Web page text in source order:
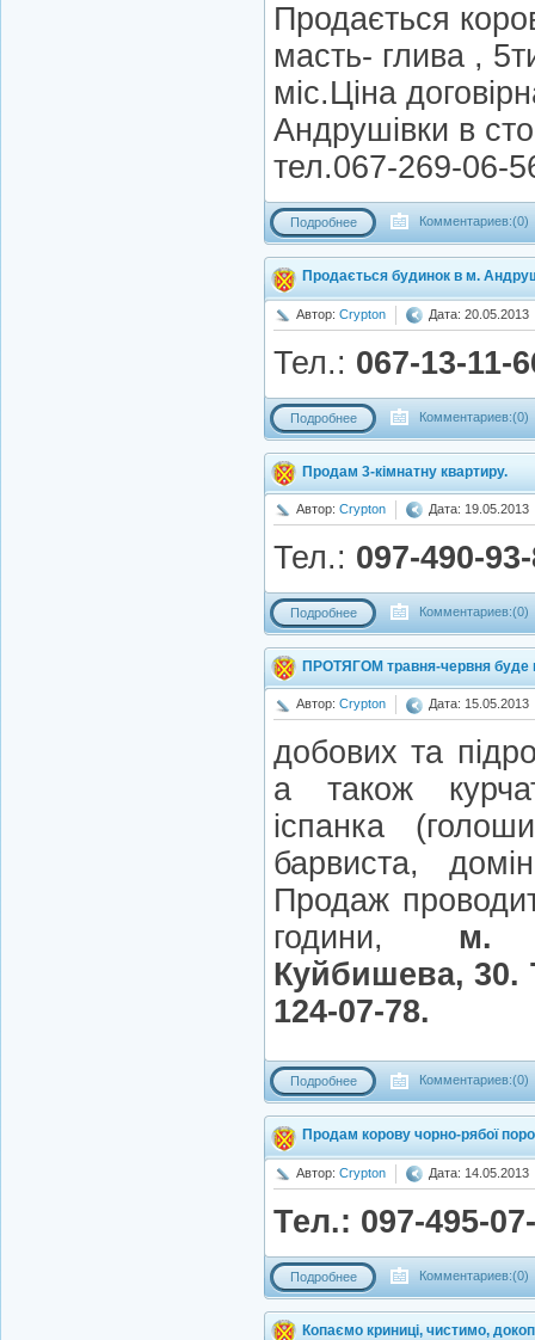
Продається
масть- глива ,
міс.Ціна
Андрушівки в
тел.067-269-06-
Подробнее Комментариев:(0)
Продається будинок в м.
Автор: Crypton Дата: 20.05.2013
Тел.: 067-13-11-
Подробнее Комментариев:(0)
Продам 3-кімнатну квартиру.
Автор: Crypton Дата: 19.05.2013
Тел.: 097-490-
Подробнее Комментариев:(0)
ПРОТЯГОМ травня-червня буде
Автор: Crypton Дата: 15.05.2013
добових та
а також
іспанка
барвиста,
Продаж
години, м.
Куйбишева, 30.
124-07-78.
Подробнее Комментариев:(0)
Продам корову чорно-рябої
Автор: Crypton Дата: 14.05.2013
Тел.: 097-495-
Подробнее Комментариев:(0)
Копаємо криниці, чистимо,